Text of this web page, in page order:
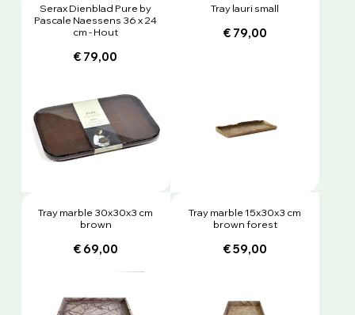
Serax Dienblad Pure by
Pascale Naessens 36 x 24
cm - Hout
€ 79,00
Tray lauri small
€ 79,00
Tray marble 30x30x3 cm
brown
€ 69,00
Tray marble 15x30x3 cm
brown forest
€ 59,00